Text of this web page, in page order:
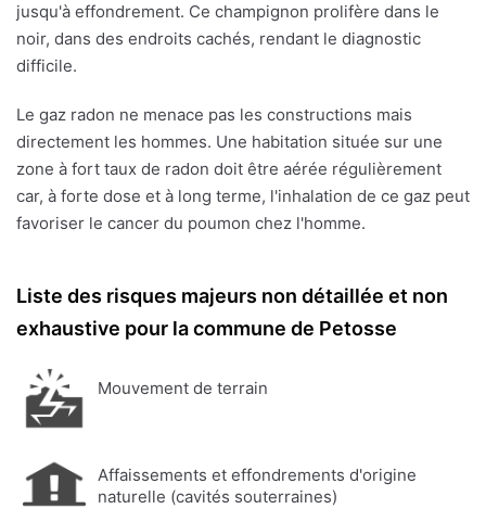
jusqu'à effondrement. Ce champignon prolifère dans le
noir, dans des endroits cachés, rendant le diagnostic
difficile.
Le gaz radon ne menace pas les constructions mais
directement les hommes. Une habitation située sur une
zone à fort taux de radon doit être aérée régulièrement
car, à forte dose et à long terme, l'inhalation de ce gaz peut
favoriser le cancer du poumon chez l'homme.
Liste des risques majeurs non détaillée et non
exhaustive pour la commune de Petosse
Mouvement de terrain
Affaissements et effondrements d'origine
naturelle (cavités souterraines)